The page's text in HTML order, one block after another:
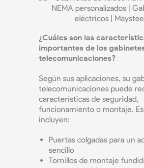
¿Cuáles son las
importantes de los
telecomunicaciones?
Según sus aplicaciones, su
telecomunicaciones puede
características de seguridad,
funcionamiento o montaje.
incluyen:
Puertas colgadas para un
sencillo
Tornillos de montaje